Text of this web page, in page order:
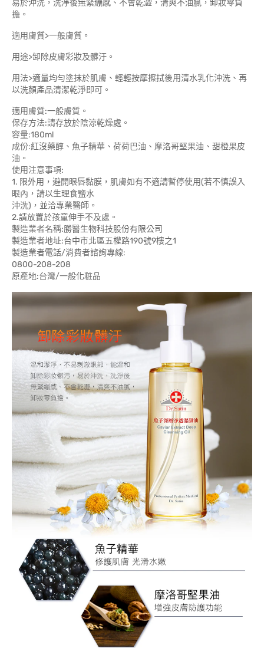
易於沖洗，洗淨後無緊繃感、不會乾澀，清爽不油膩，卸妝零負
擔。
適用膚質>一般膚質。
用途>卸除皮膚彩妝及髒汙。
用法>適量均勻塗抹於肌膚、輕輕按摩擦拭後用清水乳化沖洗、再
以洗顏產品清潔乾淨即可。
適用膚質:一般膚質。
保存方法:請存放於陰涼乾燥處。
容量:180ml
成份:紅沒藥醇、魚子精華、荷荷巴油、摩洛哥堅果油、甜橙果皮
油。
使用注意事項:
1. 限外用，避開眼唇黏膜，肌膚如有不適請暫停使用(若不慎誤入
眼內，請以生理食鹽水
沖洗)，並洽專業醫師。
2.請放置於孩童伸手不及處。
製造業者名稱:勝醫生物科技股份有限公司
製造業者地址:台中市北區五權路190號9樓之1
製造業者電話/消費者諮詢專線:
0800-208-208
原產地:台灣/一般化粧品